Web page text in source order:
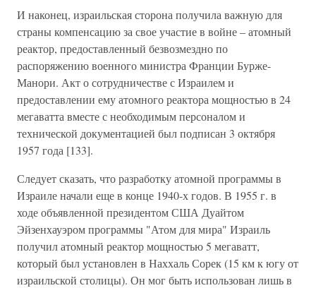
И наконец, израильская сторона получила важную для
страны компенсацию за свое участие в войне – атомный
реактор, предоставленный безвозмездно по
распоряжению военного министра Франции Бурже-
Манори. Акт о сотрудничестве с Израилем и
предоставлении ему атомного реактора мощностью в 24
мегаватта вместе с необходимым персоналом и
технической документацией был подписан 3 октября
1957 года [133].
Следует сказать, что разработку атомной программы в
Израиле начали еще в конце 1940-х годов. В 1955 г. в
ходе объявленной президентом США Дуайтом
Эйзенхауэром программы "Атом для мира" Израиль
получил атомный реактор мощностью 5 мегаватт,
который был установлен в Наххаль Сорек (15 км к югу от
израильской столицы). Он мог быть использован лишь в